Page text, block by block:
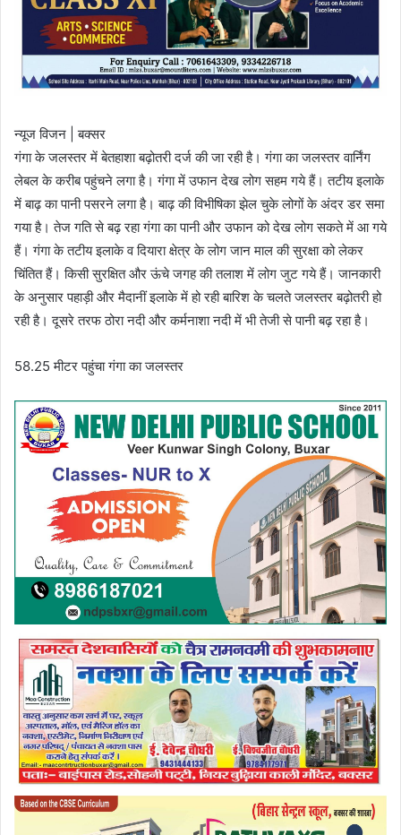
न्यूज विजन | बक्सर
गंगा के जलस्तर में बेतहाशा बढ़ोतरी दर्ज की जा रही है। गंगा का जलस्तर वार्निंग
लेबल के करीब पहुंचने लगा है। गंगा में उफान देख लोग सहम गये हैं। तटीय इलाके
में बाढ़ का पानी पसरने लगा है। बाढ़ की विभीषिका झेल चुके लोगों के अंदर डर समा
गया है। तेज गति से बढ़ रहा गंगा का पानी और उफान को देख लोग सकते में आ गये
हैं। गंगा के तटीय इलाके व दियारा क्षेत्र के लोग जान माल की सुरक्षा को लेकर
चिंतित हैं। किसी सुरक्षित और ऊंचे जगह की तलाश में लोग जुट गये हैं। जानकारी
के अनुसार पहाड़ी और मैदानीं इलाके में हो रही बारिश के चलते जलस्तर बढ़ोतरी हो
रही है। दूसरे तरफ ठोरा नदी और कर्मनाशा नदी में भी तेजी से पानी बढ़ रहा है।
58.25 मीटर पहुंचा गंगा का जलस्तर